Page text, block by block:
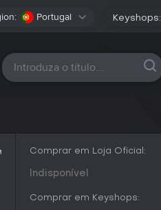
Portugal Keyshops:
Todas as plataformas
Comprar em Loja Oficial:
Indisponível
Comprar em Keyshops: